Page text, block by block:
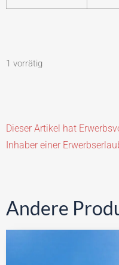
1 vorrätig
Dieser Artikel hat
Inhaber einer
Andere